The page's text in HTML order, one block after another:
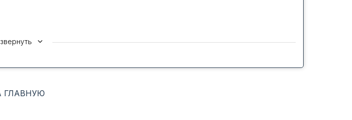
технологиям между водонагревателем и гаджетом пользователя - смартфоном
через приложение Thermex Home, где полностью дублируется панель управления
ГЛАВНУЮ